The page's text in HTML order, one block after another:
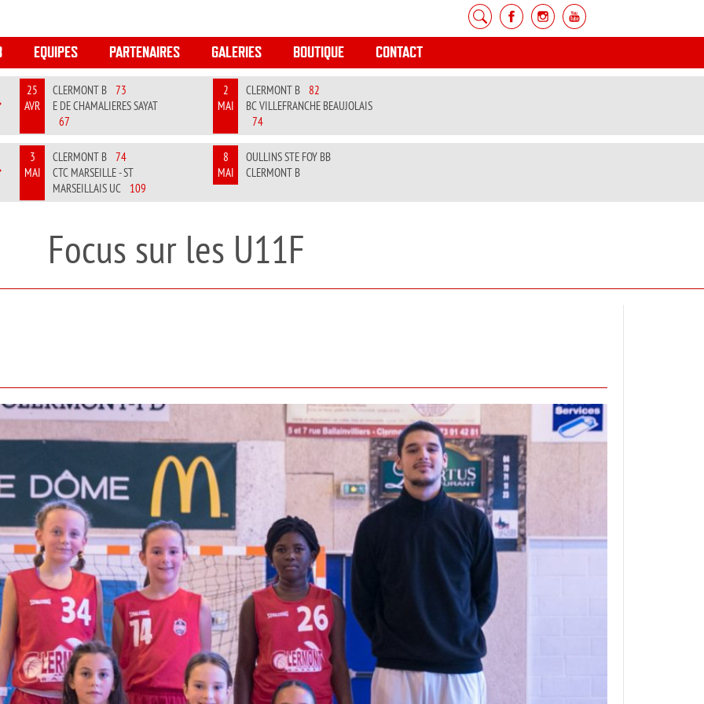
EQUIPES PARTENAIRES GALERIES BOUTIQUE CONTACT
NEXT
25
AVR
CLERMONT B 73
E DE CHAMALIERES SAYAT
67
2
MAI
CLERMONT B
82
BC VILLEFRANCHE BEAUJOLAIS
74
NEXT
3
MAI
CLERMONT B 74
CTC MARSEILLE - ST
MARSEILLAIS UC
109
8
MAI
OULLINS STE FOY BB
CLERMONT B
Focus sur les U11F